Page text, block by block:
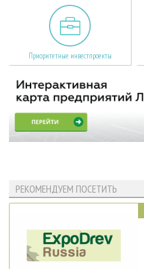
Приоритетные инвестпроекты
РЕКОМЕНДУЕМ ПОСЕТИТЬ